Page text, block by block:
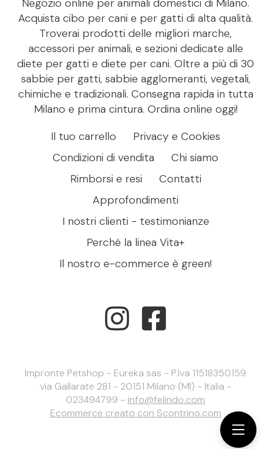
Negozio online per animali domestici di Milano.
Acquista cibo per cani e per gatti di alta qualità.
Troverai prodotti delle migliori marche,
accessori per animali, e sezioni dedicate alle
diete per gatti e diete per cani. Oltre a più di 30
sabbie per gatti, sabbie agglomeranti, vegetali,
chimiche e tradizionali. Consegna rapida in tutta
Milano e prima cintura. Ordina online oggi!
Il tuo carrello
Privacy e Cookies
Condizioni di vendita
Chi siamo
Rimborsi e resi
Contatti
Approfondimenti
I nostri clienti - testimonianze
Perché la linea Vita+
Il nostro e-commerce è green!
Impronte Petshop - Eureka sas - P.Iva 11518350159
via Gallarate 281 - 20151 Milano (MI) - Italia -
023494799 - info@felindo.com
Ecommerce creato con Scontrino.com